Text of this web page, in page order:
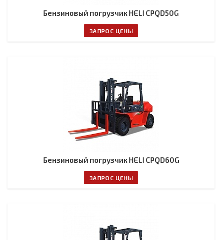
Бензиновый погрузчик HELI CPQD50G
ЗАПРОС ЦЕНЫ
Бензиновый погрузчик HELI CPQD60G
ЗАПРОС ЦЕНЫ